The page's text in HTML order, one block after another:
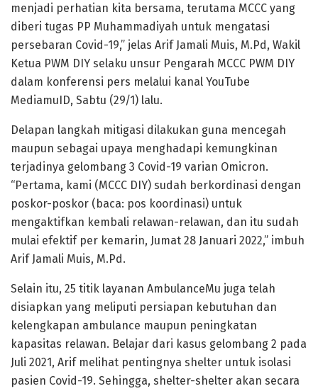
menjadi perhatian kita bersama, terutama MCCC yang
diberi tugas PP Muhammadiyah untuk mengatasi
persebaran Covid-19,” jelas Arif Jamali Muis, M.Pd, Wakil
Ketua PWM DIY selaku unsur Pengarah MCCC PWM DIY
dalam konferensi pers melalui kanal YouTube
MediamuID, Sabtu (29/1) lalu.
Delapan langkah mitigasi dilakukan guna mencegah
maupun sebagai upaya menghadapi kemungkinan
terjadinya gelombang 3 Covid-19 varian Omicron.
“Pertama, kami (MCCC DIY) sudah berkordinasi dengan
poskor-poskor (baca: pos koordinasi) untuk
mengaktifkan kembali relawan-relawan, dan itu sudah
mulai efektif per kemarin, Jumat 28 Januari 2022,” imbuh
Arif Jamali Muis, M.Pd.
Selain itu, 25 titik layanan AmbulanceMu juga telah
disiapkan yang meliputi persiapan kebutuhan dan
kelengkapan ambulance maupun peningkatan
kapasitas relawan. Belajar dari kasus gelombang 2 pada
Juli 2021, Arif melihat pentingnya shelter untuk isolasi
pasien Covid-19. Sehingga, shelter-shelter akan secara